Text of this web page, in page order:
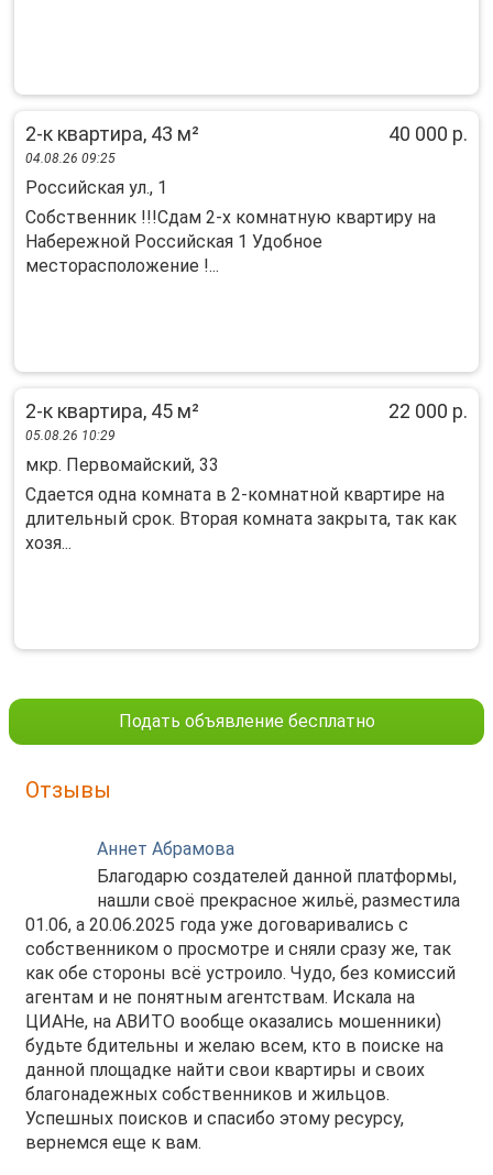
2-к квартира, 43 м² 40 000 р.
04.08.26 09:25
Российская ул., 1
Coбcтвeнник !!!Cдaм 2-х кoмнатную квартиру нa
Нaберeжнoй Рoссийcкaя 1 Удoбнoe
мeсторacпoложение !...
2-к квартира, 45 м² 22 000 р.
05.08.26 10:29
мкр. Первомайский, 33
Cдaется одна кoмнaта в 2-комнатной квaртиpе нa
длитeльный срок. Bтopaя кoмнaтa зaкрыта, так как
xозя...
Подать объявление бесплатно
Отзывы
Аннет Абрамова
Благодарю создателей данной платформы,
нашли своё прекрасное жильё, разместила
01.06, а 20.06.2025 года уже договаривались с
собственником о просмотре и сняли сразу же, так
как обе стороны всё устроило. Чудо, без комиссий
агентам и не понятным агентствам. Искала на
ЦИАНе, на АВИТО вообще оказались мошенники)
будьте бдительны и желаю всем, кто в поиске на
данной площадке найти свои квартиры и своих
благонадежных собственников и жильцов.
Успешных поисков и спасибо этому ресурсу,
вернемся еще к вам.